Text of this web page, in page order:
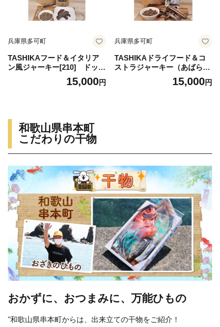
兵庫県多可町
TASHIKAフード＆イタリア
ン風ジャーキー[210] ドッグ
フード 無添加 鹿肉15,000円
兵庫県多可町
TASHIKAドライフード＆コ
ストラジャーキー（あばら骨
のジャーキー）[314] ドッグ
フード 無添加 鹿肉15,000円
和歌山県串本町
こだわりの干物
おかずに、おつまみに、万能ひもの
"和歌山県串本町からは、出来立ての干物をご紹介！